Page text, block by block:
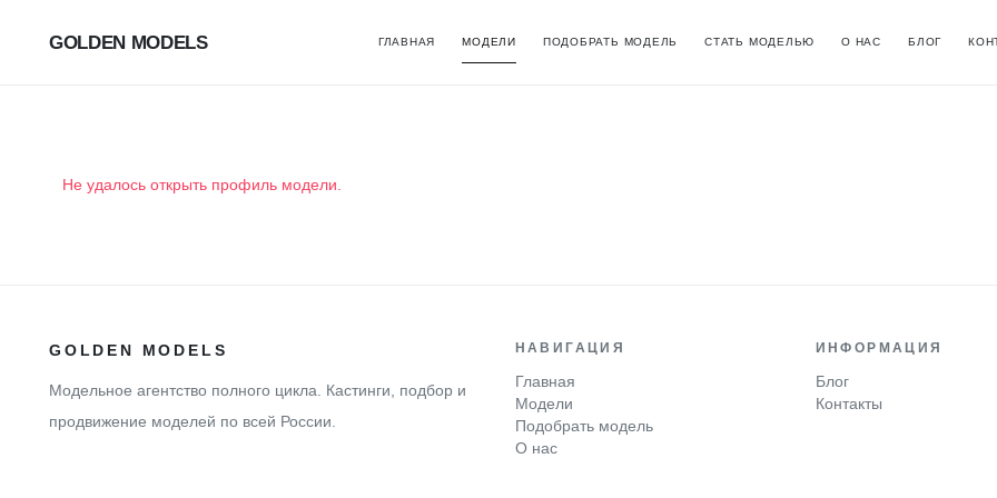
GOLDEN MODELS ГЛАВНАЯ МОДЕЛИ ПОДОБРАТЬ МОДЕЛЬ СТАТЬ МОДЕЛЬЮ О НАС БЛОГ
Не удалось открыть профиль модели.
GOLDEN MODELS
Модельное агентство полного цикла. Кастинги, подбор и
продвижение моделей по всей России.
НАВИГАЦИЯ
Главная
Модели
Подобрать модель
О нас
ИНФОРМАЦИЯ
Блог
Контакты